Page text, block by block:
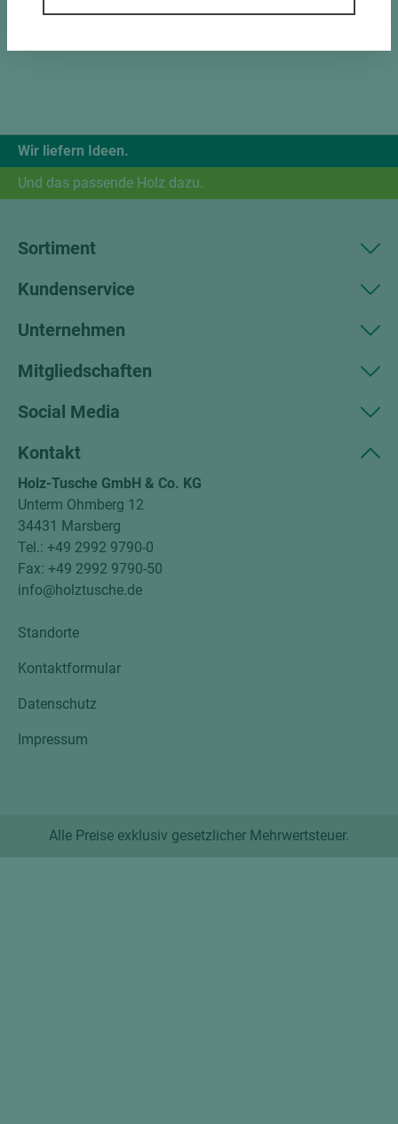
Wir liefern Ideen.
Und das passende Holz dazu.
Sortiment
Kundenservice
Unternehmen
Mitgliedschaften
Social Media
Kontakt
Holz-Tusche GmbH & Co. KG
Unterm Ohmberg 12
34431 Marsberg
Tel.: +49 2992 9790-0
Fax: +49 2992 9790-50
info@holztusche.de
Standorte
Kontaktformular
Datenschutz
Impressum
Alle Preise exklusiv gesetzlicher Mehrwertsteuer.